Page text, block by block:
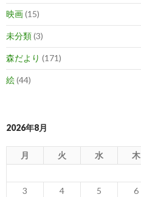
映画(15)
未分類(3)
森だより (171)
絵(44)
2026年8月
月 火 水 木
3
4 5 6